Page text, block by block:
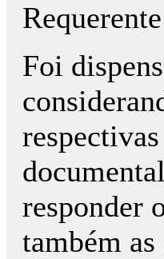
Foi
responder
também